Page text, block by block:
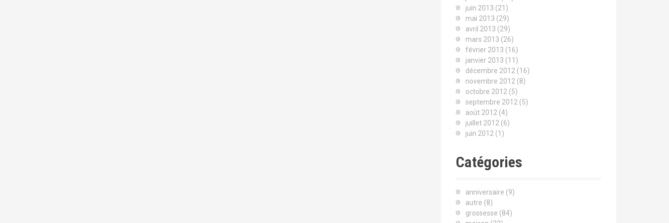
juin 2013 (21)
mai 2013 (29)
avril 2013 (29)
mars 2013 (26)
février 2013 (16)
janvier 2013 (11)
décembre 2012 (16)
novembre 2012 (8)
octobre 2012 (5)
septembre 2012 (5)
août 2012 (4)
juillet 2012 (6)
juin 2012 (1)
Catégories
anniversaire (9)
autre (8)
grossesse (84)